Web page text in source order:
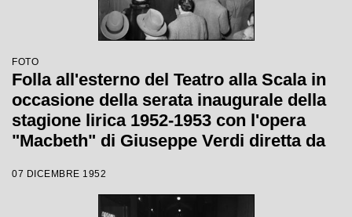
FOTO
Folla all'esterno del Teatro alla Scala in
occasione della serata inaugurale della
stagione lirica 1952-1953 con l'opera
"Macbeth" di Giuseppe Verdi diretta da
Ebert
07 DICEMBRE 1952